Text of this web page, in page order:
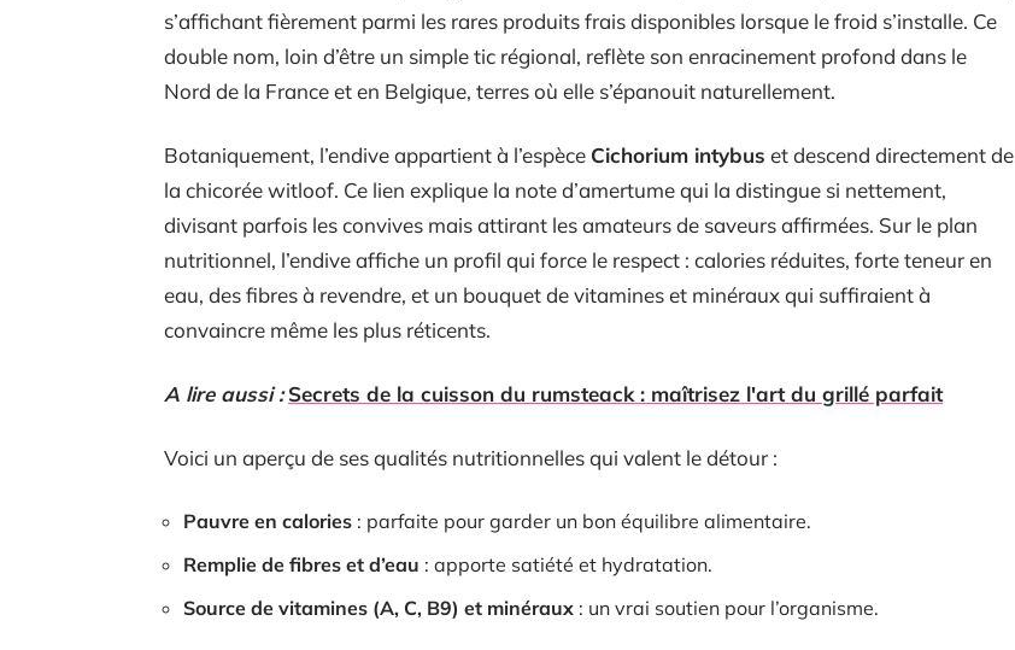
s’affichant fièrement parmi les rares produits frais disponibles lorsque le froid s’installe. Ce
double nom, loin d’être un simple tic régional, reflète son enracinement profond dans le
Nord de la France et en Belgique, terres où elle s’épanouit naturellement.
Botaniquement, l’endive appartient à l’espèce Cichorium intybus et descend directement de
la chicorée witloof. Ce lien explique la note d’amertume qui la distingue si nettement,
divisant parfois les convives mais attirant les amateurs de saveurs affirmées. Sur le plan
nutritionnel, l’endive affiche un profil qui force le respect : calories réduites, forte teneur en
eau, des fibres à revendre, et un bouquet de vitamines et minéraux qui suffiraient à
convaincre même les plus réticents.
A lire aussi : Secrets de la cuisson du rumsteack : maîtrisez l'art du grillé parfait
Voici un aperçu de ses qualités nutritionnelles qui valent le détour :
Pauvre en calories : parfaite pour garder un bon équilibre alimentaire.
Remplie de fibres et d’eau : apporte satiété et hydratation.
Source de vitamines (A, C, B9) et minéraux : un vrai soutien pour l’organisme.